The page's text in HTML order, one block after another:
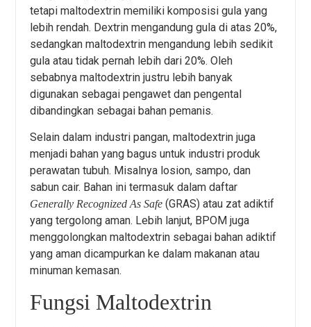
tetapi maltodextrin memiliki komposisi gula yang
lebih rendah. Dextrin mengandung gula di atas 20%,
sedangkan maltodextrin mengandung lebih sedikit
gula atau tidak pernah lebih dari 20%. Oleh
sebabnya maltodextrin justru lebih banyak
digunakan sebagai pengawet dan pengental
dibandingkan sebagai bahan pemanis.
Selain dalam industri pangan, maltodextrin juga
menjadi bahan yang bagus untuk industri produk
perawatan tubuh. Misalnya losion, sampo, dan
sabun cair. Bahan ini termasuk dalam daftar
Generally Recognized As Safe (GRAS) atau zat adiktif
yang tergolong aman. Lebih lanjut, BPOM juga
menggolongkan maltodextrin sebagai bahan adiktif
yang aman dicampurkan ke dalam makanan atau
minuman kemasan.
Fungsi Maltodextrin